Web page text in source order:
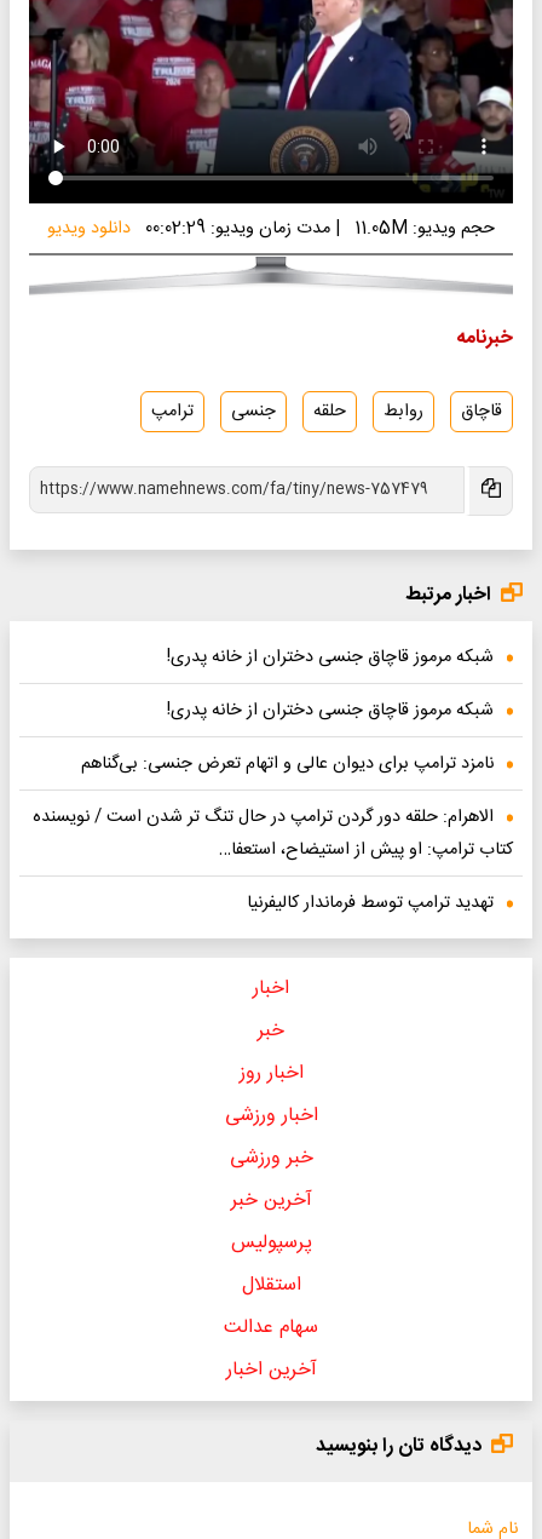
حجم ویدیو: 11.05M | مدت زمان ویدیو: 00:02:29 دانلود ویدیو
خبرنامه
قاچاق روابط حلقه جنسی ترامپ
اخبار مرتبط
شبکه مرموز قاچاق جنسی دختران از خانه پدری!
شبکه مرموز قاچاق جنسی دختران از خانه پدری!
نامزد ترامپ برای دیوان عالی و اتهام تعرض جنسی: بی‌گناهم
الاهرام: حلقه دور گردن ترامپ در حال تنگ تر شدن است / نویسنده
کتاب ترامپ: او پیش از استیضاح، استعفا…
تهدید ترامپ توسط فرماندار کالیفرنیا
اخبار
خبر
اخبار روز
اخبار ورزشی
خبر ورزشی
آخرین خبر
پرسپولیس
استقلال
سهام عدالت
آخرین اخبار
دیدگاه تان را بنویسید
نام شما